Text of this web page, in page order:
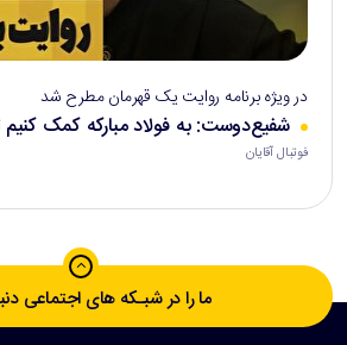
در ویژه برنامه روایت یک قهرمان مطرح شد
شفیع‌دوست: به فولاد مبارکه کمک کنیم
فوتبال آقایان
ما را در شبـکه های اجتماعی